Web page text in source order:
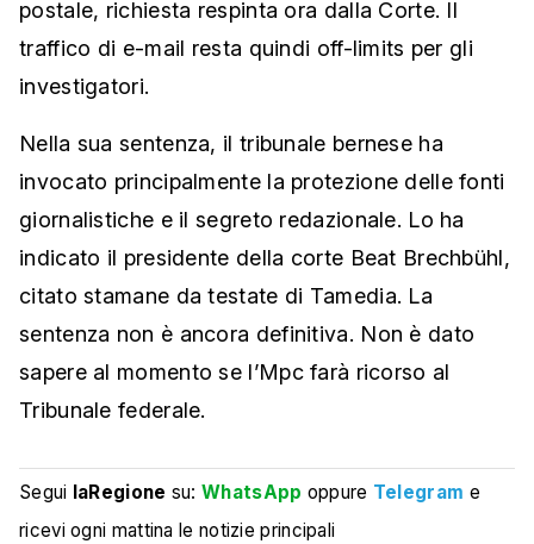
postale, richiesta respinta ora dalla Corte. Il
traffico di e-mail resta quindi off-limits per gli
investigatori.
Nella sua sentenza, il tribunale bernese ha
invocato principalmente la protezione delle fonti
giornalistiche e il segreto redazionale. Lo ha
indicato il presidente della corte Beat Brechbühl,
citato stamane da testate di Tamedia. La
sentenza non è ancora definitiva. Non è dato
sapere al momento se l’Mpc farà ricorso al
Tribunale federale.
Segui laRegione su:WhatsApp oppure Telegram e
ricevi ogni mattina le notizie principali